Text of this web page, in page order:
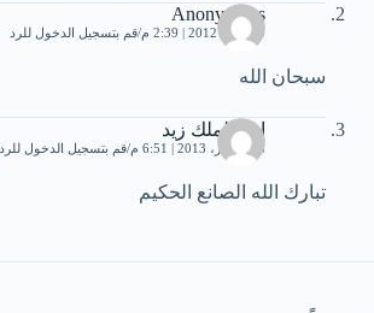
Anonymous
23 مايو، 2012 | 2:39 م قم بتسجيل الدخول للرد
سبحان الله
امة الملك زيد
8 ديسمبر، 2013 | 6:51 م قم بتسجيل الدخول للرد
تبارك الله الصانع الحكيم